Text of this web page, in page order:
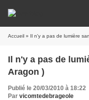
Accueil » Il n'y a pas de lumière
Il n'y a pas de
Aragon )
Publié le 20/03/2010 à 18:22
Par vicomtedebrageole